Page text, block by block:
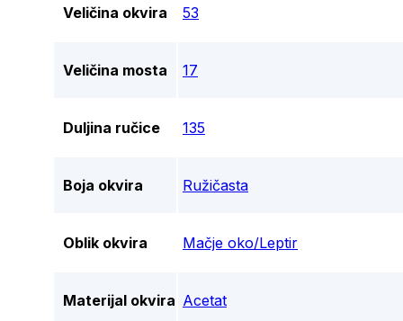
Veličina okvira 53
Veličina mosta 17
Duljina ručice 135
Boja okvira Ružičasta
Oblik okvira Mačje oko/Leptir
Materijal okvira Acetat